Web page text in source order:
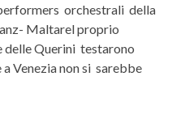
orchestrali della
Maltarel proprio
delle Querini testarono
a Venezia non si sarebbe